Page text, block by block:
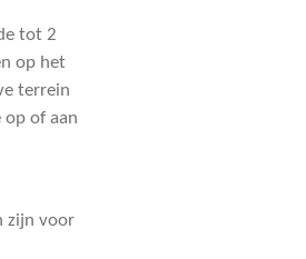
tot 2
op het
terrein
op of aan
zijn voor